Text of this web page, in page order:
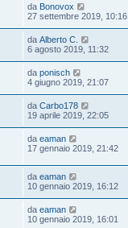
da Bonovox
27 settembre 2019, 10:16
da Alberto C.
6 agosto 2019, 11:32
da ponisch
4 giugno 2019, 21:07
da Carbo178
19 aprile 2019, 22:05
da eaman
17 gennaio 2019, 21:42
da eaman
10 gennaio 2019, 16:12
da eaman
10 gennaio 2019, 16:01